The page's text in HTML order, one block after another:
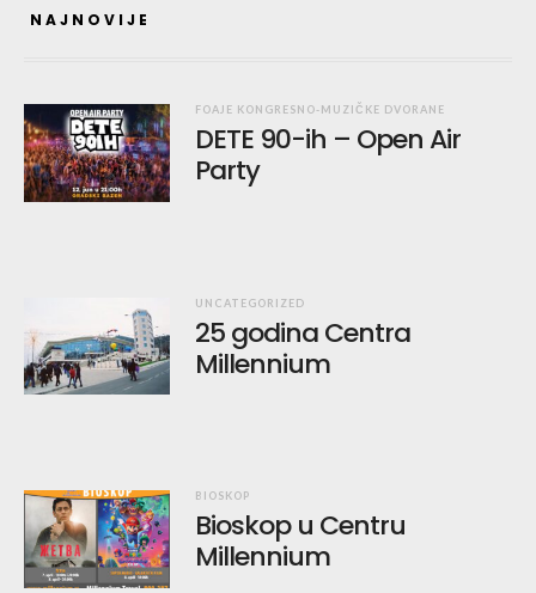
NAJNOVIJE
FOAJE KONGRESNO-MUZIČKE DVORANE
DETE 90-ih – Open Air
Party
UNCATEGORIZED
25 godina Centra
Millennium
BIOSKOP
Bioskop u Centru
Millennium